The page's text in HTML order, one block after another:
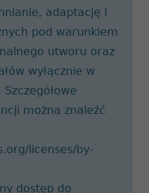
adaptację i
pod warunkiem
utworu oraz
wyłącznie w
można znaleźć
licenses/by-
dostęp do